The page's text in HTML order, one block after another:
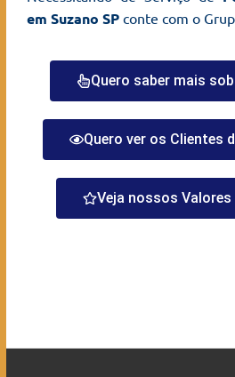
em Suzano SPconte com o
Quero saber mais
Quero ver os Clientes
Veja nossos